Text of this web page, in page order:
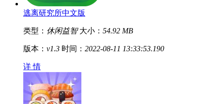
逃离研究所中文版
类型： 休闲益智 大小： 54.92 MB
版本： v1.3 时间： 2022-08-11 13:33:53.190
详 情